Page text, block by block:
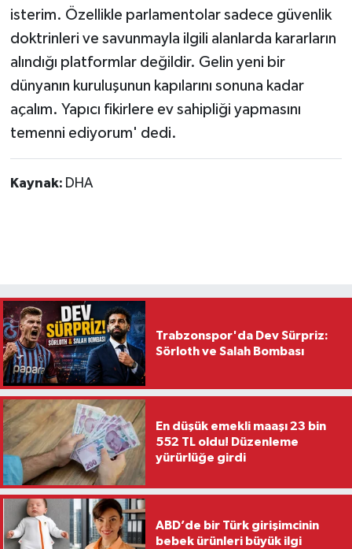
isterim. Özellikle parlamentolar sadece güvenlik
doktrinleri ve savunmayla ilgili alanlarda kararların
alındığı platformlar değildir. Gelin yeni bir
dünyanın kuruluşunun kapılarını sonuna kadar
açalım. Yapıcı fikirlere ev sahipliği yapmasını
temenni ediyorum' dedi.
Kaynak: DHA
Trabzonspor'da Dev Sürpriz:
Sörloth ve Salah Bombası
En düşük emekli maaşı 23 bin
552 TL oldu! Düzenleme
yürürlüğe girdi
ABD’de bir Türk girişimcinin
bebek ürünleri büyük ilgi